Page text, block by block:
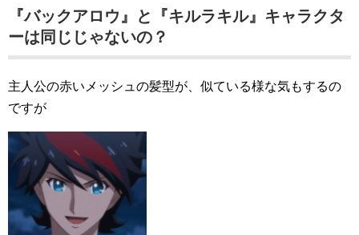
『バックアロウ』と『キルラキル』キャラクタ
ーは同じじゃないの？
主人公の赤いメッシュの髪型が、似ている様な気もするの
ですが